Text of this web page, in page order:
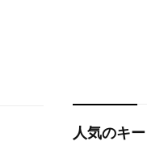
人気のキ